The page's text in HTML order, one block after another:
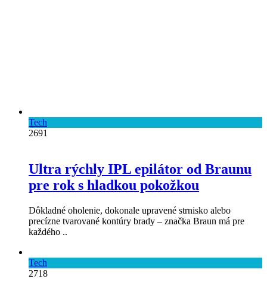
Tech
2691
Ultra rýchly IPL epilátor od Braunu
pre rok s hladkou pokožkou
Dôkladné oholenie, dokonale upravené strnisko alebo
precízne tvarované kontúry brady – značka Braun má pre
každého ..
Tech
2718